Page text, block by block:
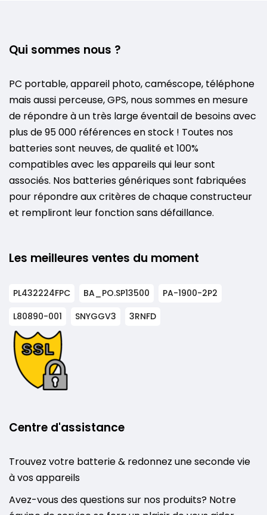
Qui sommes nous ?
PC portable, appareil photo, caméscope, téléphone
mais aussi perceuse, GPS, nous sommes en mesure
de répondre à un très large éventail de besoins avec
plus de 95 000 références en stock ! Toutes nos
batteries sont neuves, de qualité et 100%
compatibles avec les appareils qui leur sont
associés. Nos batteries génériques sont fabriquées
pour répondre aux critères de chaque constructeur
et rempliront leur fonction sans défaillance.
Les meilleures ventes du moment
PL432224FPC BA_PO.SP13500
PA-1900-2P2
L80890-001
SNYGGV3 3RNFD
Centre d'assistance
Trouvez votre batterie & redonnez une seconde vie
à vos appareils
Avez-vous des questions sur nos produits? Notre